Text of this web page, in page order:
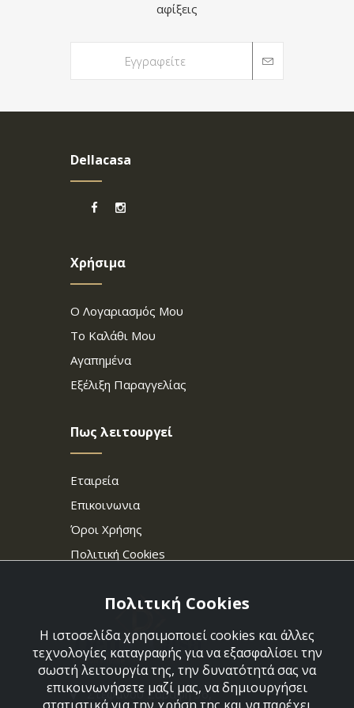
αφίξεις
Dellacasa
Χρήσιμα
Ο Λογαριασμός Μου
Το Καλάθι Μου
Αγαπημένα
Εξέλιξη Παραγγελίας
Πως λειτουργεί
Εταιρεία
Επικοινωνια
Όροι Χρήσης
Πολιτική Cookies
Στεφάνου Σαράφη 36,
Πολιτική Cookies
Η ιστοσελίδα χρησιμοποιεί cookies και άλλες
τεχνολογίες καταγραφής για να εξασφαλίσει την
σωστή λειτουργία της, την δυνατότητά σας να
επικοινωνήσετε μαζί μας, να δημιουργήσει